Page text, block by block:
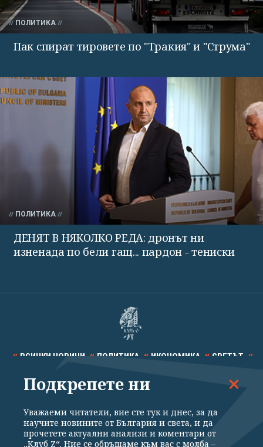
ПОЛИТИКА
Пак спират тировете по "Тракия" и "Струма"
ПОЛИТИКА
ДЕНЯТ В НЯКОЛКО РЕДА: дронът ни
изненада по бели гащ... пардон - тениски
ВСИЧКИ НОВИНИ ПОЛИТИКА ИКОНОМИКА СВЕТЪТ
СПОРТ КУЛТУРА ТЕХНОЛОГИИ КАЛЕЙДОСКОП
Подкрепете ни
Уважаеми читатели, вие сте тук и днес, за да
научите новините от България и света, и да
прочетете актуални анализи и коментари от
„Клуб Z“. Ние се обръщаме към вас с молба –